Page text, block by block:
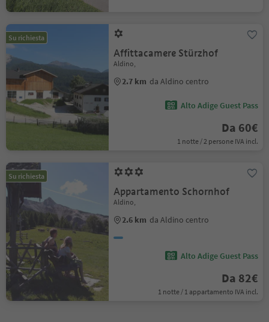
Su richiesta
Affittacamere Stürzhof
Aldino,
2.7 km da Aldino centro
Alto Adige Guest Pass
Da 60€
1 notte / 2 persone IVA incl.
Su richiesta
Appartamento Schornhof
Aldino,
2.6 km da Aldino centro
Alto Adige Guest Pass
Da 82€
1 notte / 1 appartamento IVA incl.